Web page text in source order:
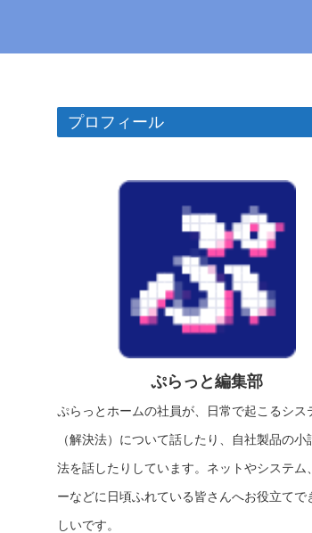
プロフィール
ぷらっと編集部
ぷらっとホームの社員が、日常で起こるシス
（解決法）について話したり、自社製品の小
法を話したりしています。ネットやシステム
ーなどに日頃ふれている皆さんへお役立てで
しいです。